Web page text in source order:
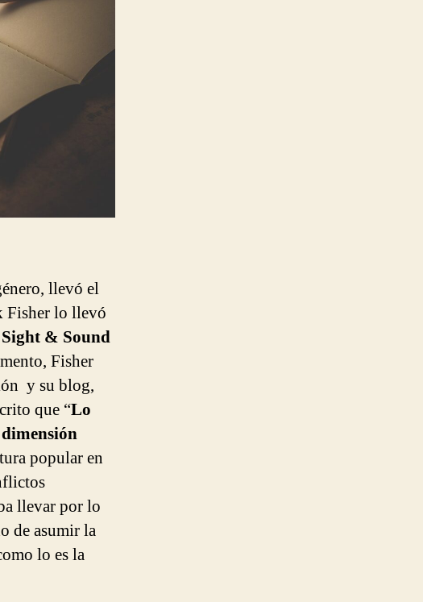
llevó el
Fisher lo llevó
Sight & Sound
Fisher
y su blog,
que “Lo
popular en
llevar por lo
de asumir la
lo es la